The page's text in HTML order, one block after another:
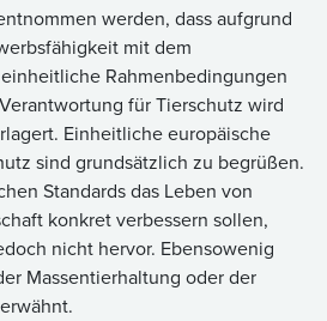
werden, dass aufgrund
mit dem
Rahmenbedingungen
für Tierschutz wird
Einheitliche europäische
sind grundsätzlich zu begrüßen.
Standards das Leben von
konkret verbessern sollen,
nicht hervor. Ebensowenig
Massentierhaltung oder der